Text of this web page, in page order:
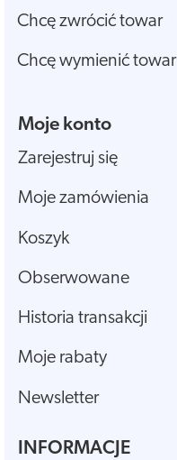
Chcę zwrócić towar
Chcę wymienić towar
Moje konto
Zarejestruj się
Moje zamówienia
Koszyk
Obserwowane
Historia transakcji
Moje rabaty
Newsletter
INFORMACJE